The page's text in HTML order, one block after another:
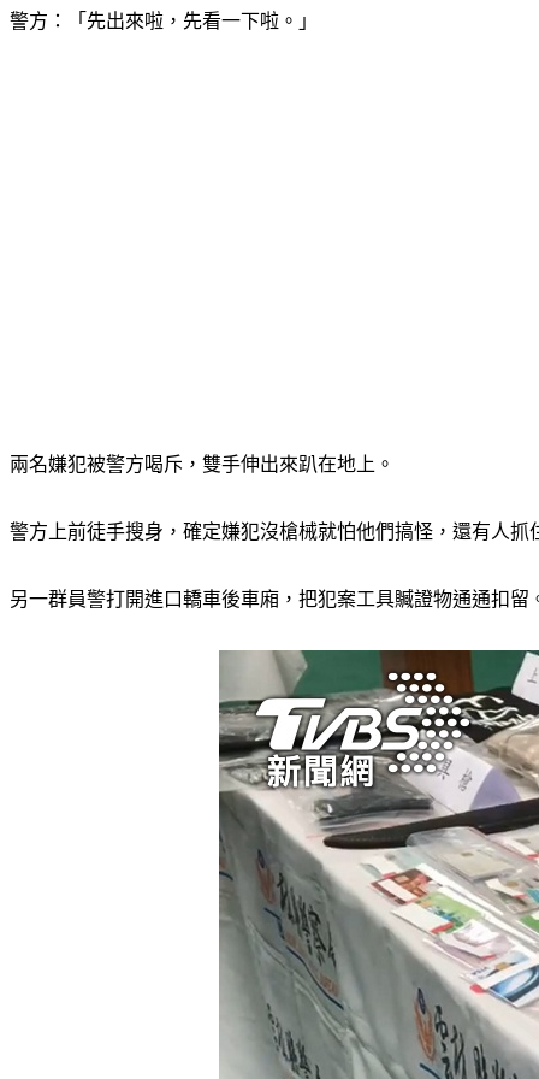
警方：「先出來啦，先看一下啦。」
兩名嫌犯被警方喝斥，雙手伸出來趴在地上。
警方上前徒手搜身，確定嫌犯沒槍械就怕他們搞怪，還有人抓
另一群員警打開進口轎車後車廂，把犯案工具贓證物通通扣留